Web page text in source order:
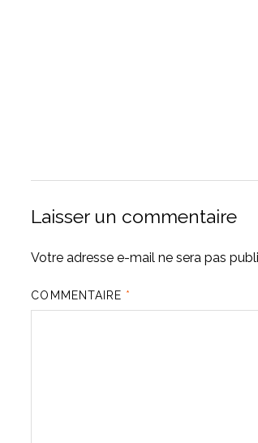
Laisser un commentaire
Votre adresse e-mail ne sera pas
COMMENTAIRE *